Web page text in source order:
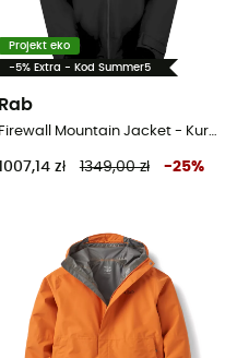
Projekt eko
-5% Extra - Kod Summer5
Rab
Firewall Mountain Jacket - Kurtka z membraną meska
1007,14 zł 1349,00 zł -25%